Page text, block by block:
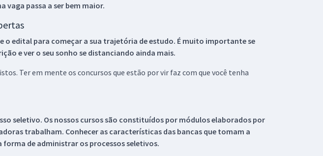
vaga passa a ser bem maior.
o edital para começar a sua trajetória de estudo. É muito importante se
e ver o seu sonho se distanciando ainda mais.
Ter em mente os concursos que estão por vir faz com que você tenha
seletivo. Os nossos cursos são constituídos por módulos elaborados por
trabalham. Conhecer as características das bancas que tomam a
de administrar os processos seletivos.